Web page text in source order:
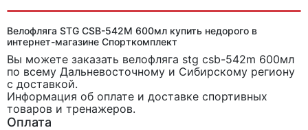
Велофляга STG CSB-542M 600мл купить недорого в
интернет-магазине Спорткомплект
Вы можете заказать велофляга stg csb-542m 600мл
по всему Дальневосточному и Сибирскому региону
с доставкой.
Информация об оплате и доставке спортивных
товаров и тренажеров.
Оплата